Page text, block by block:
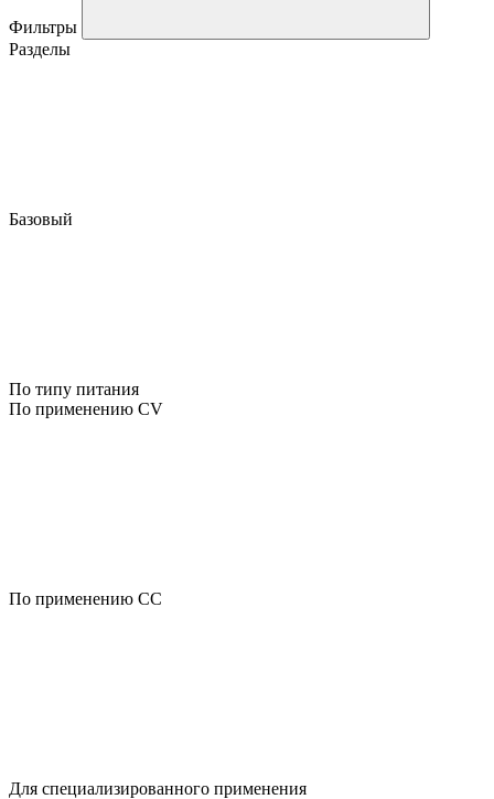
Фильтры
Разделы
Базовый
По типу питания
По применению CV
По применению CC
Для специализированного применения